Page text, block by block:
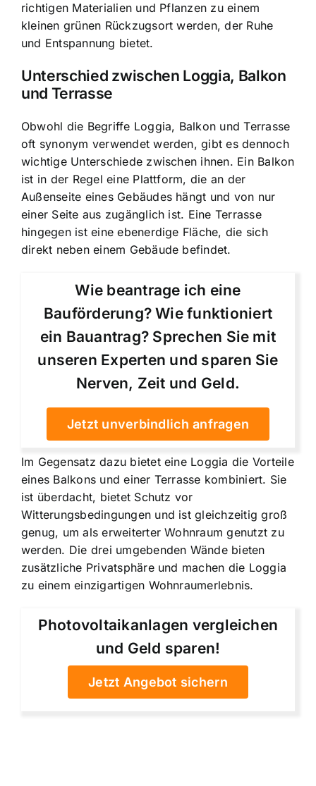
richtigen Materialien und Pflanzen zu einem
kleinen grünen Rückzugsort werden, der Ruhe
und Entspannung bietet.
Unterschied zwischen Loggia, Balkon
und Terrasse
Obwohl die Begriffe Loggia, Balkon und Terrasse
oft synonym verwendet werden, gibt es dennoch
wichtige Unterschiede zwischen ihnen. Ein Balkon
ist in der Regel eine Plattform, die an der
Außenseite eines Gebäudes hängt und von nur
einer Seite aus zugänglich ist. Eine Terrasse
hingegen ist eine ebenerdige Fläche, die sich
direkt neben einem Gebäude befindet.
Wie beantrage ich eine
Bauförderung? Wie funktioniert
ein Bauantrag? Sprechen Sie mit
unseren Experten und sparen Sie
Nerven, Zeit und Geld.
Jetzt unverbindlich anfragen
Im Gegensatz dazu bietet eine Loggia die Vorteile
eines Balkons und einer Terrasse kombiniert. Sie
ist überdacht, bietet Schutz vor
Witterungsbedingungen und ist gleichzeitig groß
genug, um als erweiterter Wohnraum genutzt zu
werden. Die drei umgebenden Wände bieten
zusätzliche Privatsphäre und machen die Loggia
zu einem einzigartigen Wohnraumerlebnis.
Photovoltaikanlagen vergleichen
und Geld sparen!
Jetzt Angebot sichern